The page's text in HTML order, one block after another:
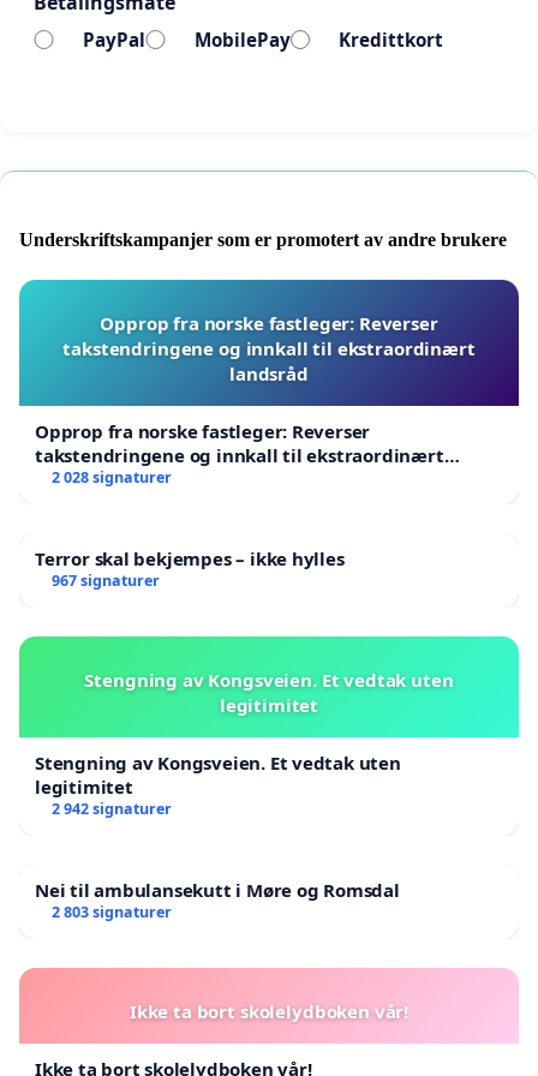
PayPal MobilePay Kredittkort
Underskriftskampanjer som er promotert av andre brukere
Opprop fra norske fastleger: Reverser
takstendringene og innkall til ekstraordinært
landsråd
Opprop fra norske fastleger: Reverser
takstendringene og innkall til ekstraordinært
landsråd
2 028 signaturer
Terror skal bekjempes – ikke hylles
967 signaturer
Stengning av Kongsveien. Et vedtak uten
legitimitet
Stengning av Kongsveien. Et vedtak uten
legitimitet
2 942 signaturer
Nei til ambulansekutt i Møre og Romsdal
2 803 signaturer
Ikke ta bort skolelydboken vår!
Ikke ta bort skolelydboken vår!